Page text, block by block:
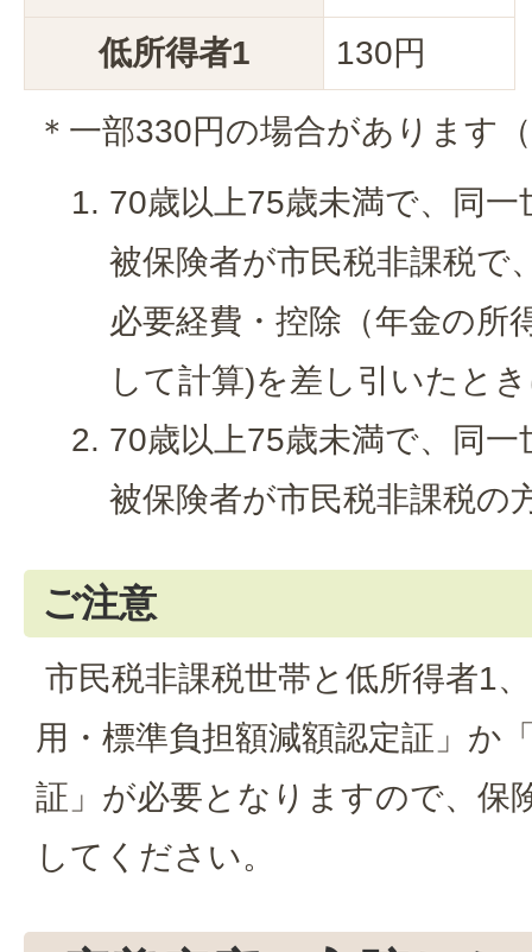
低所得者1 130円
＊一部330円の場合があります
70歳以上75歳未満で、同
被保険者が市民税非課税で
必要経費・控除（年金の所
して計算)を差し引いたと
70歳以上75歳未満で、同
被保険者が市民税非課税の
ご注意
市民税非課税世帯と低所得者1
用・標準負担額減額認定証」か
証」が必要となりますので、保
してください。